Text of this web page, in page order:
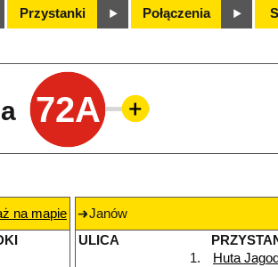
Przystanki Połączenia
72A
na mapie
Janów
ULICA
1.
Huta